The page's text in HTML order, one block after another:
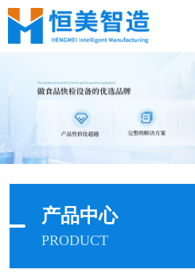
产品中心
PRODUCT